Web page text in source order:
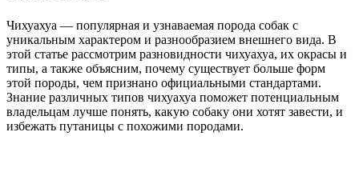
Чихуахуа — популярная и узнаваемая порода собак с
уникальным характером и разнообразием внешнего вида. В
этой статье рассмотрим разновидности чихуахуа, их окрасы и
типы, а также объясним, почему существует больше форм
этой породы, чем признано официальными стандартами.
Знание различных типов чихуахуа поможет потенциальным
владельцам лучше понять, какую собаку они хотят завести, и
избежать путаницы с похожими породами.